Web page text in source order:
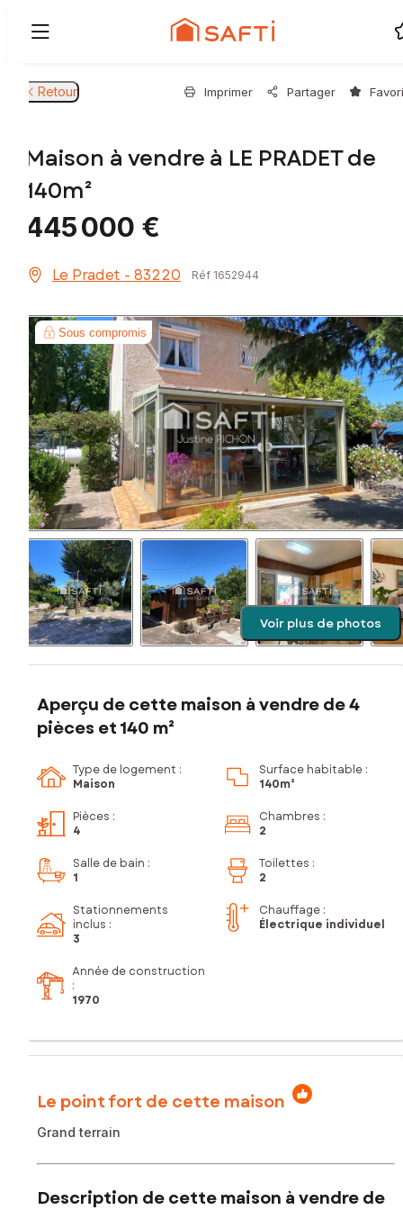
Retour Imprimer Partager
Maison à vendre à LE PRADET de
140m²
445 000 €
Le Pradet - 83220 Réf 1652944
Sous compromis
Voir plus de photos
Aperçu de cette maison à vendre de 4
pièces et 140 m²
Type de logement :
Maison
Surface habitable :
140m²
Pièces :
4
Chambres :
2
Salle de bain :
1
Toilettes :
2
Stationnements
inclus :
3
Chauffage :
Électrique individuel
Année de construction
:
1970
Le point fort de cette maison
Grand terrain
Description de cette maison à vendre de